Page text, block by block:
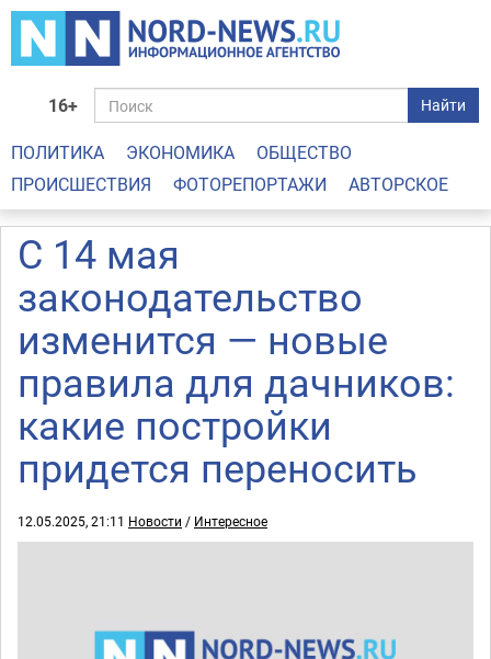
16+ Найти
ПОЛИТИКА ЭКОНОМИКА
ОБЩЕСТВО
ПРОИСШЕСТВИЯ
ФОТОРЕПОРТАЖИ АВТОРСКОЕ
С 14 мая
законодательство
изменится — новые
правила для дачников:
какие постройки
придется переносить
12.05.2025, 21:11 Новости / Интересное